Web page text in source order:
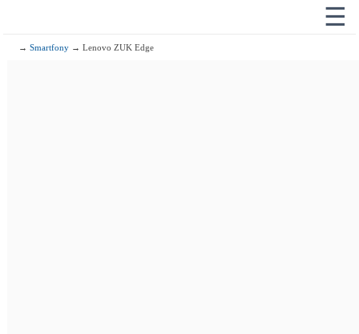
☰
→Smartfony → Lenovo ZUK Edge